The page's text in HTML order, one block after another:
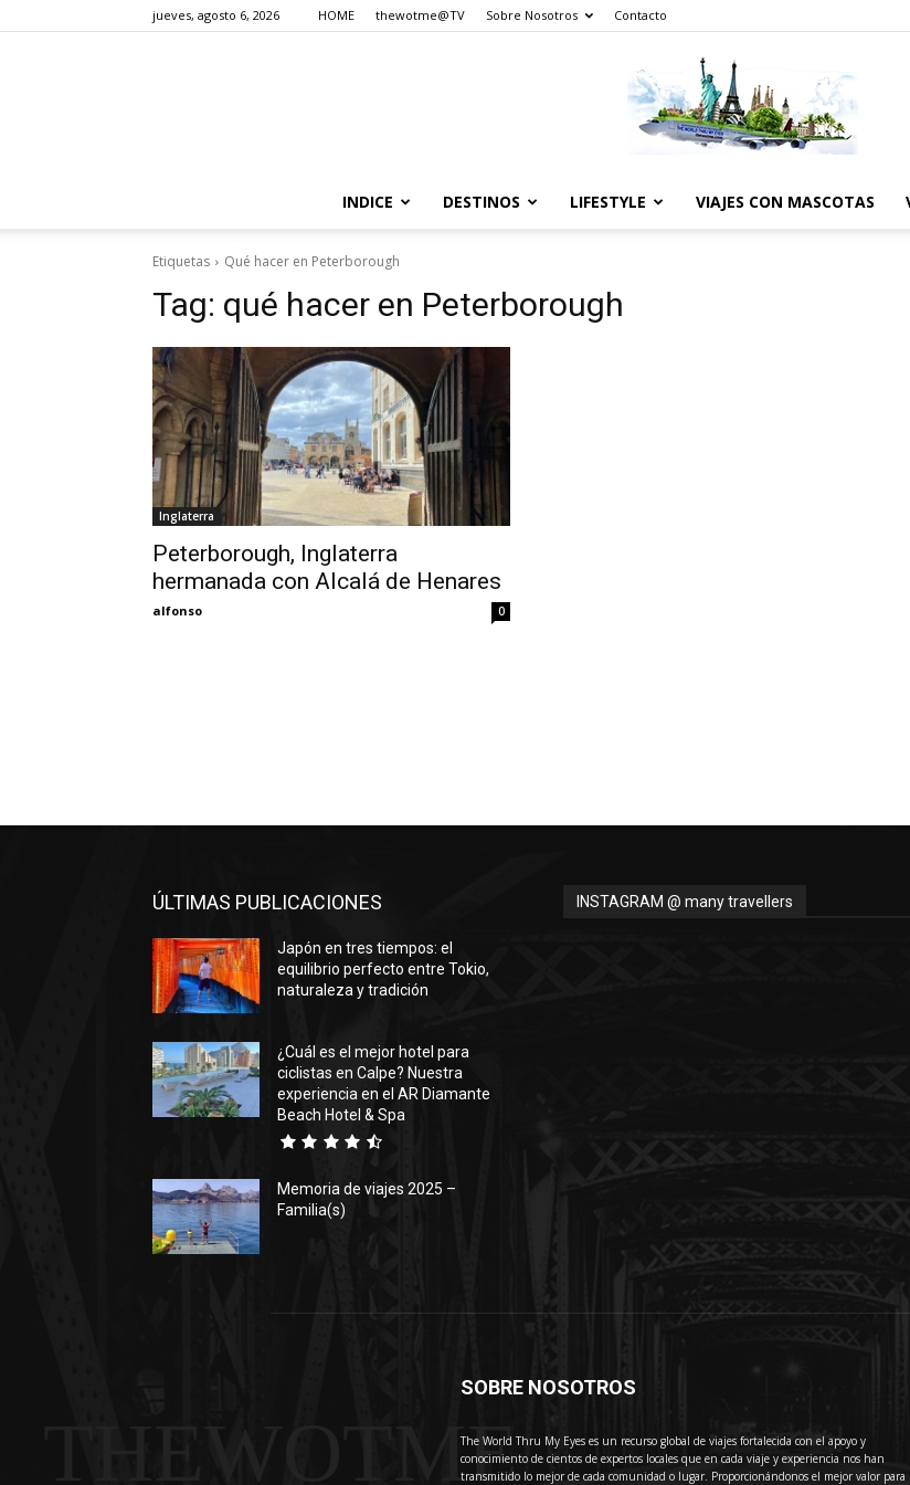
jueves, agosto 6, 2026 HOME thewotme@TV Sobre Nosotros Contacto
INDICE DESTINOS LIFESTYLE VIAJES CON MASCOTAS
Etiquetas Qué hacer en Peterborough
Tag: qué hacer en Peterborough
Inglaterra
Peterborough, Inglaterra
hermanada con Alcalá de Henares
alfonso 0
ÚLTIMAS PUBLICACIONES
Japón en tres tiempos: el
equilibrio perfecto entre Tokio,
naturaleza y tradición
¿Cuál es el mejor hotel para
ciclistas en Calpe? Nuestra
experiencia en el AR Diamante
Beach Hotel & Spa
Memoria de viajes 2025 –
Familia(s)
INSTAGRAM @ many travellers
THEWOTME
SOBRE NOSOTROS
The World Thru My Eyes es un recurso global de viajes fortalecida con el apoyo y
conocimiento de cientos de expertos locales que en cada viaje y experiencia nos han
transmitido lo mejor de cada comunidad o lugar. Proporcionándonos el mejor valor para